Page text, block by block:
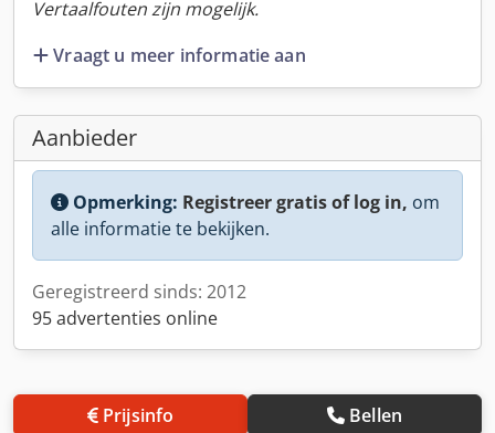
Vertaalfouten zijn mogelijk.
Vraagt u meer informatie aan
Aanbieder
Opmerking: Registreer gratis of log in, om
alle informatie te bekijken.
Geregistreerd sinds: 2012
95 advertenties online
Prijsinfo Bellen